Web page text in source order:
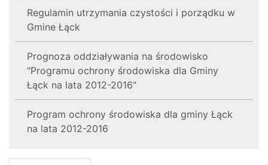
Regulamin utrzymania czystości i porządku w
Gmine Łąck
Prognoza oddziaływania na środowisko
"Programu ochrony środowiska dla Gminy
Łąck na lata 2012-2016"
Program ochrony środowiska dla gminy Łąck
na lata 2012-2016